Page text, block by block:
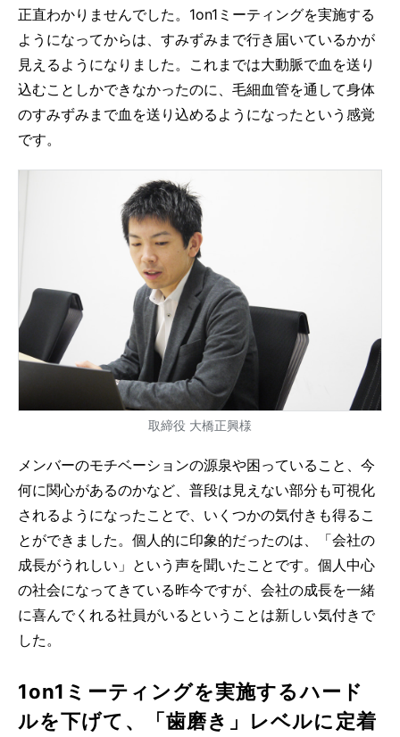
正直わかりませんでした。1on1ミーティングを実施する
ようになってからは、すみずみまで行き届いているかが
見えるようになりました。これまでは大動脈で血を送り
込むことしかできなかったのに、毛細血管を通して身体
のすみずみまで血を送り込めるようになったという感覚
です。
取締役 大橋正興様
メンバーのモチベーションの源泉や困っていること、今
何に関心があるのかなど、普段は見えない部分も可視化
されるようになったことで、いくつかの気付きも得るこ
とができました。個人的に印象的だったのは、「会社の
成長がうれしい」という声を聞いたことです。個人中心
の社会になってきている昨今ですが、会社の成長を一緒
に喜んでくれる社員がいるということは新しい気付きで
した。
1on1ミーティングを実施するハード
ルを下げて、「歯磨き」レベルに定着